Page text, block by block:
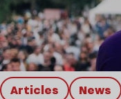
Articles news